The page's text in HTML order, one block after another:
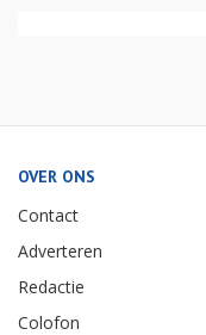
OVER ONS
Contact
Adverteren
Redactie
Colofon